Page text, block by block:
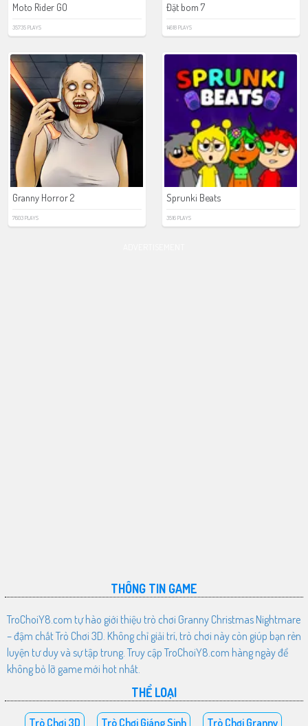
Moto Rider GO
35735 PLAYS
Đặt bom 7
14618 PLAYS
Granny Horror 2
7603 PLAYS
Sprunki Beats
3516 PLAYS
THÔNG TIN GAME
TroChoiY8.com tự hào giới thiệu trò chơi Granny Christmas Nightmare
– đậm chất Trò Chơi 3D. Không chỉ giải trí, trò chơi này còn giúp bạn rèn
luyện tư duy và sự tập trung. Truy cập TroChoiY8.com hàng ngày để
không bỏ lỡ game mới hot nhất.
THỂ LOẠI
Trò Chơi 3D Trò Chơi Giáng Sinh Trò Chơi Granny